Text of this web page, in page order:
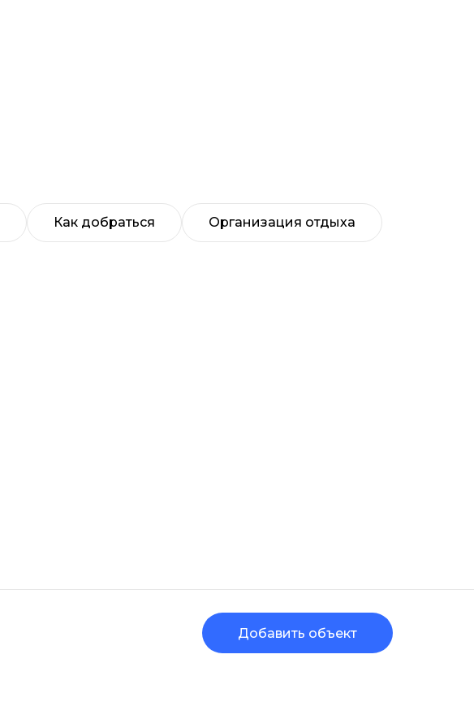
Как добраться Организация отдыха
Добавить объект